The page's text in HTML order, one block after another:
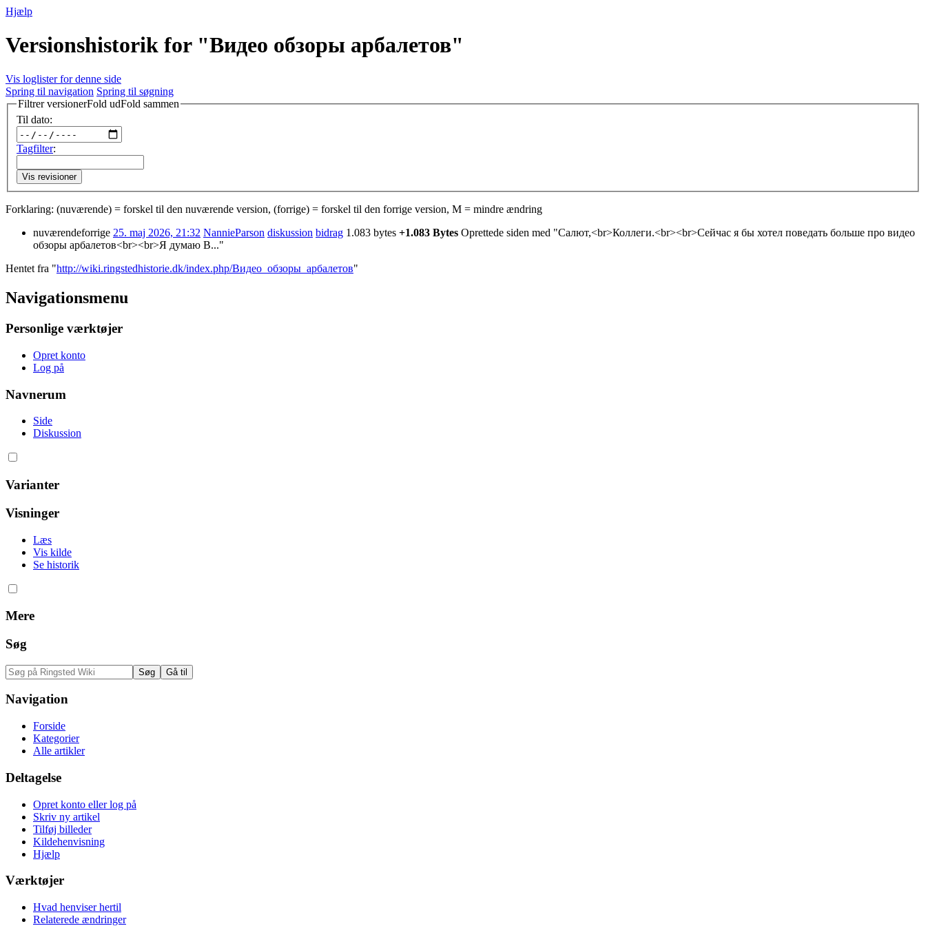
Hjælp
Versionshistorik for "Видео обзоры арбалетов"
Vis loglister for denne side
Spring til navigation Spring til søgning
Filtrer versionerFold udFold sammen
Til dato:
Tagfilter:
Vis revisioner
Forklaring: (nuværende) = forskel til den nuværende version, (forrige) = forskel til den forrige version, M = mindre ændring
nuværendeforrige 25. maj 2026, 21:32 NannieParson diskussion bidrag 1.083 bytes +1.083 Bytes Oprettede siden med "Салют,<br>Коллеги.<br><br>Сейчас я бы хотел поведать больше про видео
обзоры арбалетов<br><br>Я думаю В..."
Hentet fra "http://wiki.ringstedhistorie.dk/index.php/Видео_обзоры_арбалетов"
Navigationsmenu
Personlige værktøjer
Opret konto
Log på
Navnerum
Side
Diskussion
Varianter
Visninger
Læs
Vis kilde
Se historik
Mere
Søg
Navigation
Forside
Kategorier
Alle artikler
Deltagelse
Opret konto eller log på
Skriv ny artikel
Tilføj billeder
Kildehenvisning
Hjælp
Værktøjer
Hvad henviser hertil
Relaterede ændringer